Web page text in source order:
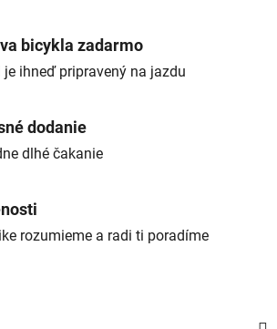
bicykla zadarmo
je ihneď pripravený na jazdu
dodanie
dlhé čakanie
rozumieme a radi ti poradíme